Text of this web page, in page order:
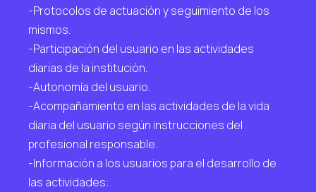
-Protocolos de actuación y seguimiento de los
mismos.
-Participación del usuario en las actividades
diarias de la institución.
-Autonomía del usuario.
-Acompañamiento en las actividades de la vida
diaria del usuario según instrucciones del
profesional responsable.
-Información a los usuarios para el desarrollo de
las actividades: